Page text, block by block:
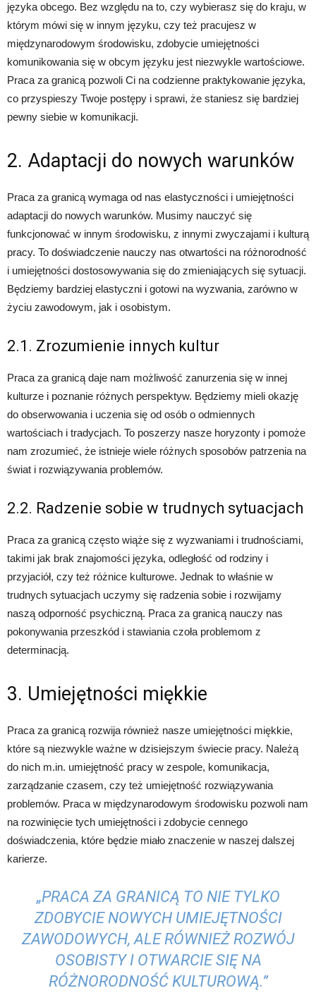
języka obcego. Bez względu na to, czy wybierasz się do kraju, w
którym mówi się w innym języku, czy też pracujesz w
międzynarodowym środowisku, zdobycie umiejętności
komunikowania się w obcym języku jest niezwykle wartościowe.
Praca za granicą pozwoli Ci na codzienne praktykowanie języka,
co przyspieszy Twoje postępy i sprawi, że staniesz się bardziej
pewny siebie w komunikacji.
2. Adaptacji do nowych warunków
Praca za granicą wymaga od nas elastyczności i umiejętności
adaptacji do nowych warunków. Musimy nauczyć się
funkcjonować w innym środowisku, z innymi zwyczajami i kulturą
pracy. To doświadczenie nauczy nas otwartości na różnorodność
i umiejętności dostosowywania się do zmieniających się sytuacji.
Będziemy bardziej elastyczni i gotowi na wyzwania, zarówno w
życiu zawodowym, jak i osobistym.
2.1. Zrozumienie innych kultur
Praca za granicą daje nam możliwość zanurzenia się w innej
kulturze i poznanie różnych perspektyw. Będziemy mieli okazję
do obserwowania i uczenia się od osób o odmiennych
wartościach i tradycjach. To poszerzy nasze horyzonty i pomoże
nam zrozumieć, że istnieje wiele różnych sposobów patrzenia na
świat i rozwiązywania problemów.
2.2. Radzenie sobie w trudnych sytuacjach
Praca za granicą często wiąże się z wyzwaniami i trudnościami,
takimi jak brak znajomości języka, odległość od rodziny i
przyjaciół, czy też różnice kulturowe. Jednak to właśnie w
trudnych sytuacjach uczymy się radzenia sobie i rozwijamy
naszą odporność psychiczną. Praca za granicą nauczy nas
pokonywania przeszkód i stawiania czoła problemom z
determinacją.
3. Umiejętności miękkie
Praca za granicą rozwija również nasze umiejętności miękkie,
które są niezwykle ważne w dzisiejszym świecie pracy. Należą
do nich m.in. umiejętność pracy w zespole, komunikacja,
zarządzanie czasem, czy też umiejętność rozwiązywania
problemów. Praca w międzynarodowym środowisku pozwoli nam
na rozwinięcie tych umiejętności i zdobycie cennego
doświadczenia, które będzie miało znaczenie w naszej dalszej
karierze.
„PRACA ZA GRANICĄ TO NIE TYLKO
ZDOBYCIE NOWYCH UMIEJĘTNOŚCI
ZAWODOWYCH, ALE RÓWNIEŻ ROZWÓJ
OSOBISTY I OTWARCIE SIĘ NA
RÓŻNORODNOŚĆ KULTUROWĄ.”